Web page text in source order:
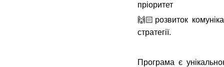
пріоритет
🙌🏻розвиток
стратегії.
Програма є